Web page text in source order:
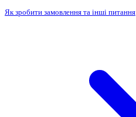
Як зробити замовлення та інші питання